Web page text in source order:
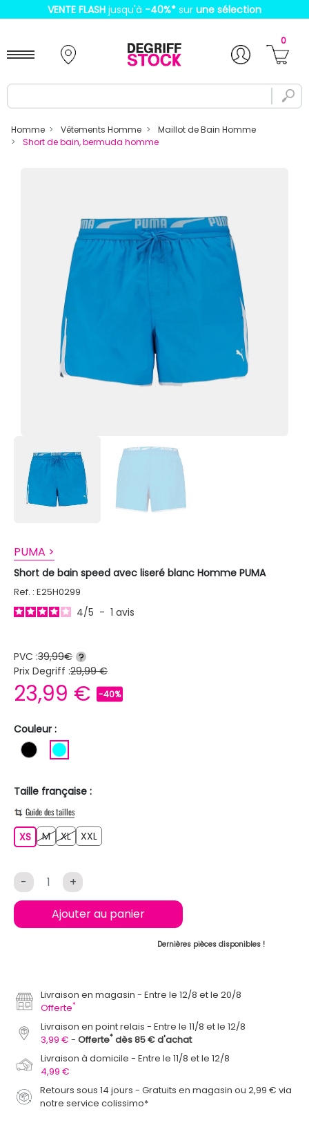
VENTE FLASH jusqu'à -40%* sur une sélection
0
Homme Vêtements Homme
Maillot de Bain Homme
Short de bain, bermuda homme
PUMA >
Short de bain speed avec liseré blanc Homme PUMA
Ref. : E25H0299
4/5 - 1 avis
PVC :39,99€ ?
Prix Degriff :29,99 €
23,99 € -40%
Couleur :
NOIR
Taille française :
Guide des tailles
XSXSMM XLXL XXL
- +
Ajouter au panier
Dernières pièces disponibles !
Livraison en magasin
Entre le 12/8 et le 20/8
Offerte*
Livraison en point relais
Entre le 11/8 et le 12/8
3,99 €
Offerte* dès 85 € d'achat
Livraison à domicile
Entre le 11/8 et le 12/8
4,99 €
Retours sous 14 jours - Gratuits en magasin ou 2,99 € via
notre service colissimo*